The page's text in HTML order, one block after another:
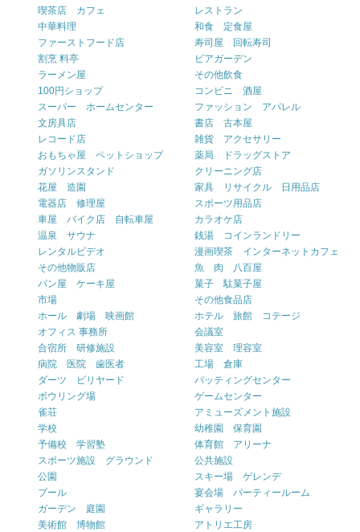
喫茶店 カフェ
レストラン
中華料理
和食 定食屋
ファーストフード店
寿司屋 回転寿司
割烹 料亭
ビアガーデン
ラーメン屋
その他飲食
100円ショップ
コンビニ 酒屋
スーパー ホームセンター
ファッション アパレル
文房具店
書店 古本屋
レコード店
雑貨 アクセサリー
おもちゃ屋 ペットショップ
薬局 ドラッグストア
ガソリンスタンド
クリーニング店
花屋 造園
家具 リサイクル 日用品店
電器店 修理屋
スポーツ用品店
車屋 バイク店 自転車屋
カラオケ店
温泉 サウナ
銭湯 コインランドリー
レンタルビデオ
漫画喫茶 インターネットカフェ
その他物販店
魚 肉 八百屋
パン屋 ケーキ屋
菓子 駄菓子屋
市場
その他食品店
ホール 劇場 映画館
ホテル 旅館 コテージ
オフィス 事務所
会議室
合宿所 研修施設
美容室 理容室
病院 医院 歯医者
工場 倉庫
ダーツ ビリヤード
バッティングセンター
ボウリング場
ゲームセンター
雀荘
アミューズメント施設
学校
幼稚園 保育園
予備校 学習塾
体育館 アリーナ
スポーツ施設 グラウンド
公共施設
公園
スキー場 ゲレンデ
プール
宴会場 パーティールーム
ガーデン 庭園
ギャラリー
美術館 博物館
アトリエ工房